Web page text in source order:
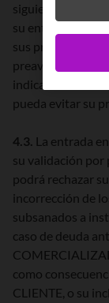
siguiente
su entrada en
sus prórrogas en
preaviso. A tal
indicará la fecha
pueda evitar su
4.3. La entrada
su validación por
podrá rechazar
incorrección de
subsanados a
caso de deuda
como
CLIENTE, o su